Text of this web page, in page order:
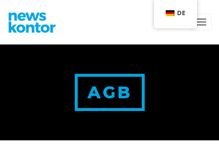
AGB
DE